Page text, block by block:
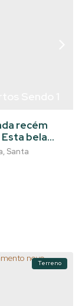
, Santa
recém
bela
suíte,
com
de
viver em
Terreno